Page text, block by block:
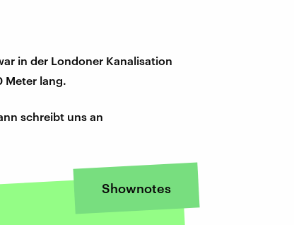
in der Londoner Kanalisation
Meter lang.
schreibt uns an
Shownotes